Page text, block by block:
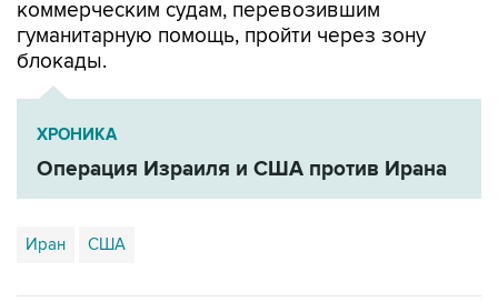
коммерческим судам, перевозившим
гуманитарную помощь, пройти через зону
блокады.
ХРОНИКА
Операция Израиля и США против Ирана
Иран США